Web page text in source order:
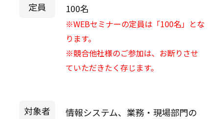
定員 100名
※WEBセミナーの定員は「100名」とな
ります。
※競合他社様のご参加は、お断りさせ
ていただきたく存じます。
対象者
情報システム、業務・現場部門の